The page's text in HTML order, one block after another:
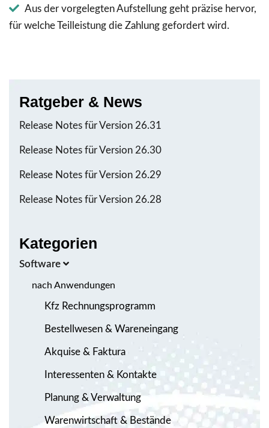
Aus der vorgelegten Aufstellung geht präzise hervor,
für welche Teilleistung die Zahlung gefordert wird.
Ratgeber & News
Release Notes für Version 26.31
Release Notes für Version 26.30
Release Notes für Version 26.29
Release Notes für Version 26.28
Kategorien
Software
nach Anwendungen
Kfz Rechnungsprogramm
Bestellwesen & Wareneingang
Akquise & Faktura
Interessenten & Kontakte
Planung & Verwaltung
Warenwirtschaft & Bestände